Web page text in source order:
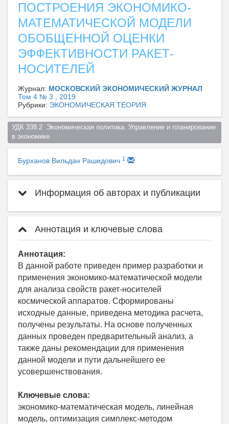
ПОСТРОЕНИЯ ЭКОНОМИКО-
МАТЕМАТИЧЕСКОЙ МОДЕЛИ
ОБОБЩЕННОЙ ОЦЕНКИ
ЭФФЕКТИВНОСТИ РАКЕТ-
НОСИТЕЛЕЙ
Журнал: МОСКОВСКИЙ ЭКОНОМИЧЕСКИЙ ЖУРНАЛ
Том 4 № 3 , 2019
Рубрики: ЭКОНОМИЧЕСКАЯ ТЕОРИЯ
УДК 338.2  Экономическая политика. Управление и планирование
в экономике
Бурханов Вильдан Рашидович 1
Информация об авторах и публикации
Аннотация и ключевые слова
Аннотация:
В данной работе приведен пример разработки и
применения экономико-математической модели
для анализа свойств ракет-носителей
космической аппаратов. Сформированы
исходные данные, приведена методика расчета,
получены результаты. На основе полученных
данных проведен предварительный анализ, а
также даны рекомендации для применения
данной модели и пути дальнейшего ее
усовершенствования.
Ключевые слова:
экономико-математическая модель, линейная
модель, оптимизация симплекс-методом